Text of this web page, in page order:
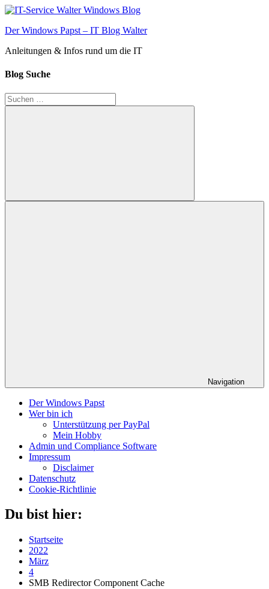
Zum
springen
Der Windows Papst – IT Blog Walter
Anleitungen & Infos rund um die IT
Blog Suche
Suchen
nach:
Suchen
Navigation
Der Windows Papst
Wer bin ich
Unterstützung per PayPal
Mein Hobby
Admin und Compliance Software
Impressum
Disclaimer
Datenschutz
Cookie-Richtlinie
Du bist hier:
Startseite
2022
März
4
SMB Redirector Component Cache